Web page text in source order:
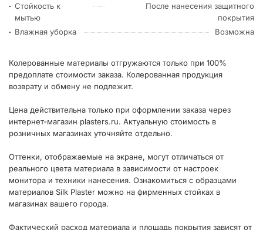
Стойкость к
мытью
После нанесения защитного
покрытия
Влажная уборка
Возможна
Колерованные материалы отгружаются только при 100%
предоплате стоимости заказа. Колерованная продукция
возврату и обмену не подлежит.
Цена действительна только при оформлении заказа через
интернет-магазин plasters.ru. Актуальную стоимость в
розничных магазинах уточняйте отдельно.
Оттенки, отображаемые на экране, могут отличаться от
реального цвета материала в зависимости от настроек
монитора и техники нанесения. Ознакомиться с образцами
материалов Silk Plaster можно на фирменных стойках в
магазинах вашего города.
Фактический расход материала и площадь покрытия зависят от